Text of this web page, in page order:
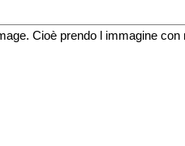
Cioè prendo l immagine con